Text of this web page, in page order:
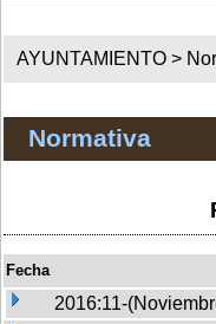
AYUNTAMIENTO >
Normativa
Fecha
2016:11-